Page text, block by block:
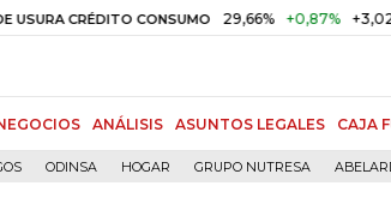
CONSUMO 29,66% +0,87% +3,02%
ANÁLISIS ASUNTOS LEGALES CAJA
ODINSA HOGAR GRUPO NUTRESA